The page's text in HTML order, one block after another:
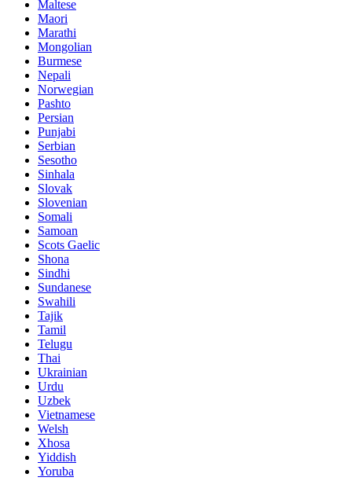
Maltese
Maori
Marathi
Mongolian
Burmese
Nepali
Norwegian
Pashto
Persian
Punjabi
Serbian
Sesotho
Sinhala
Slovak
Slovenian
Somali
Samoan
Scots Gaelic
Shona
Sindhi
Sundanese
Swahili
Tajik
Tamil
Telugu
Thai
Ukrainian
Urdu
Uzbek
Vietnamese
Welsh
Xhosa
Yiddish
Yoruba